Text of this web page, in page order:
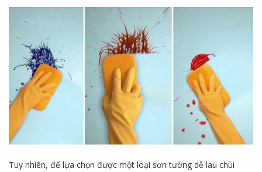
Tuy nhiên, để lựa chọn được một loại sơn tường dễ lau chùi